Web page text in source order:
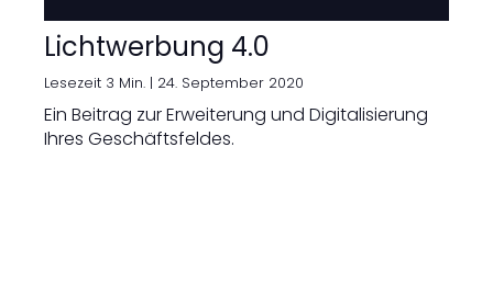
Lichtwerbung 4.0
Lesezeit 3 Min. | 24. September 2020
Ein Beitrag zur Erweiterung und Digitalisierung
Ihres Geschäftsfeldes.